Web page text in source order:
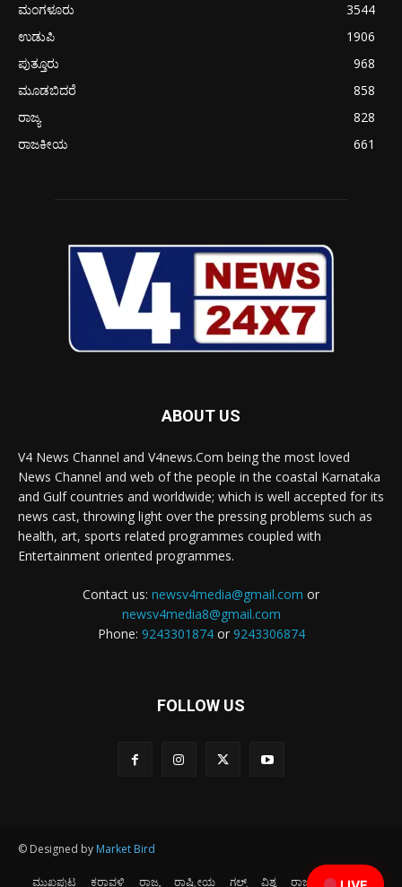
ಮಂಗಳೂರು
3544
ಉಡುಪಿ
1906
ಪುತ್ತೂರು
968
ಮೂಡಬಿದರೆ
858
ರಾಜ್ಯ
828
ರಾಜಕೀಯ
661
ABOUT US
V4 News Channel and V4news.Com being the most loved
News Channel and web of the people in the coastal Karnataka
and Gulf countries and worldwide; which is well accepted for its
news cast, throwing light over the pressing problems such as
health, art, sports related programmes coupled with
Entertainment oriented programmes.
Contact us: newsv4media@gmail.com or
newsv4media8@gmail.com
Phone: 9243301874or 9243306874
FOLLOW US
© Designed by Market Bird
ಮುಖಪುಟ ಕರಾವಳಿ ರಾಜ್ಯ ರಾಷ್ಟ್ರೀಯ ಗಲ್ಫ್ ವಿಶ್ವ ರಾಜಕೀಯ ಕ್ರೀಡೆ